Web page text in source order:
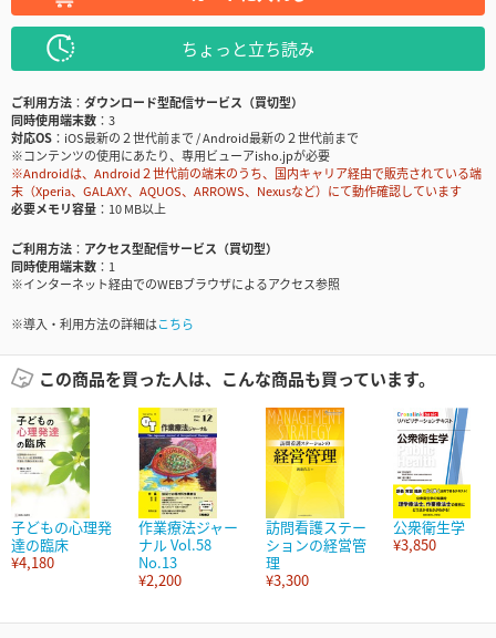
ちょっと立ち読み
ご利用方法
ダウンロード型配信サービス（買切型）
同時使用端末数
3
対応OS
iOS最新の２世代前まで / Android最新の２世代前まで
※コンテンツの使用にあたり、専用ビューアisho.jpが必要
※Androidは、Android２世代前の端末のうち、国内キャリア経由で販売されている端
末（Xperia、GALAXY、AQUOS、ARROWS、Nexusなど）にて動作確認しています
必要メモリ容量
10 MB以上
ご利用方法
アクセス型配信サービス（買切型）
同時使用端末数
1
※インターネット経由でのWEBブラウザによるアクセス参照
※導入・利用方法の詳細はこちら
この商品を買った人は、こんな商品も買っています。
子どもの心理発
達の臨床
¥4,180
作業療法ジャー
ナル Vol.58
No.13
¥2,200
訪問看護ステー
ションの経営管
理
¥3,300
公衆衛生学
¥3,850